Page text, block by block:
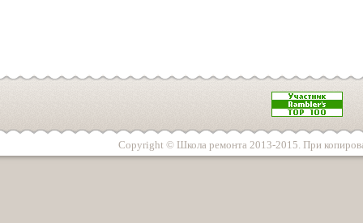
Copyright © Школа ремонта 2013-2015. При